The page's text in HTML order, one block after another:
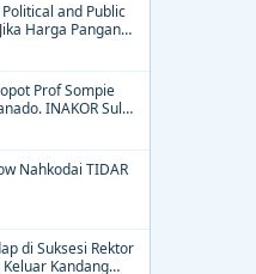
and Public
Harga Pangan
Budi Santoso
Prof Sompie
INAKOR Sulut
Siap Bongkar
Rektor
Nahkodai TIDAR
di Suksesi Rektor
Keluar Kandang